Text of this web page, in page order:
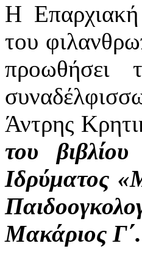
Η
του
προωθήσει
Άντρης
του βιβλίου
Ιδρύματος
Μακάριος Γ΄.